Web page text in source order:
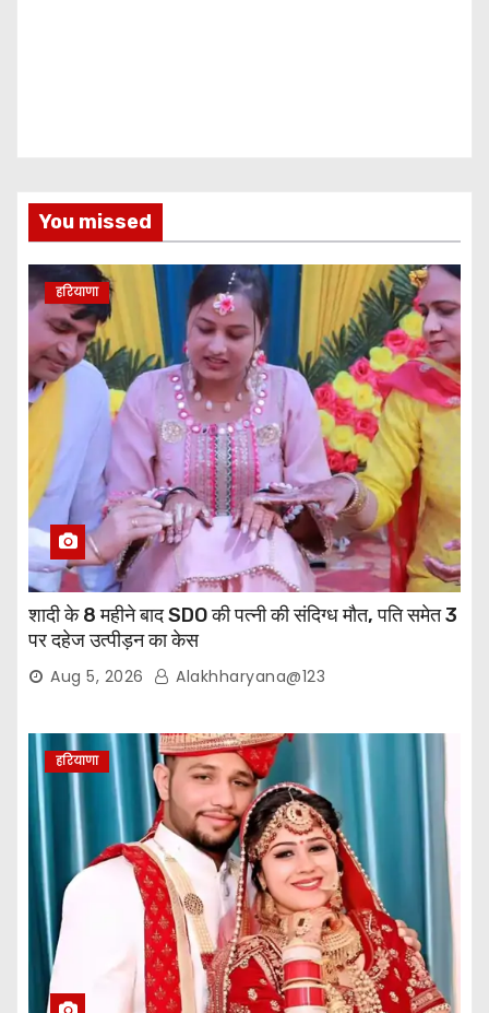
You missed
हरियाणा
शादी के 8 महीने बाद SDO की पत्नी की संदिग्ध मौत, पति समेत 3
पर दहेज उत्पीड़न का केस
Aug 5, 2026 Alakhharyana@123
हरियाणा